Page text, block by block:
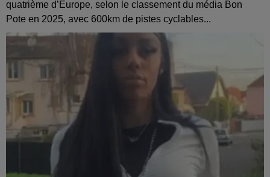
quatrième d’Europe, selon le classement du média Bon
Pote en 2025, avec 600km de pistes cyclables...